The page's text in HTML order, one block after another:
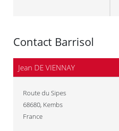
Contact Barrisol
Jean DE VIENNAY
Route du Sipes
68680, Kembs
France